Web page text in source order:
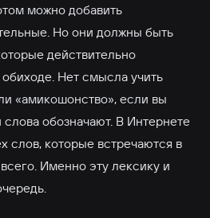
можно добавить
Но они должны быть
действительно
Нет смысла учить
«амикошонство», если вы
слова обозначают. В Интернете
слов, которые встречаются в
Именно эту лексику и